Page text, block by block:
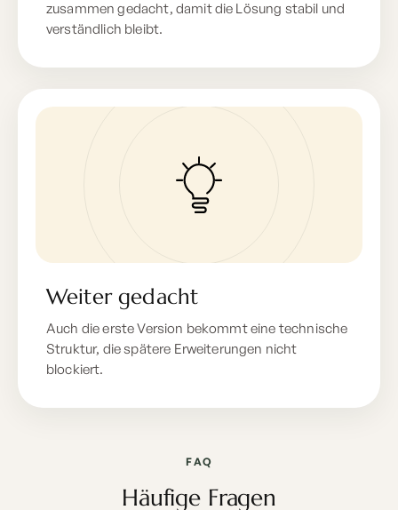
zusammen gedacht, damit die Lösung stabil und
verständlich bleibt.
Weiter gedacht
Auch die erste Version bekommt eine technische
Struktur, die spätere Erweiterungen nicht
blockiert.
FAQ
Häufige Fragen